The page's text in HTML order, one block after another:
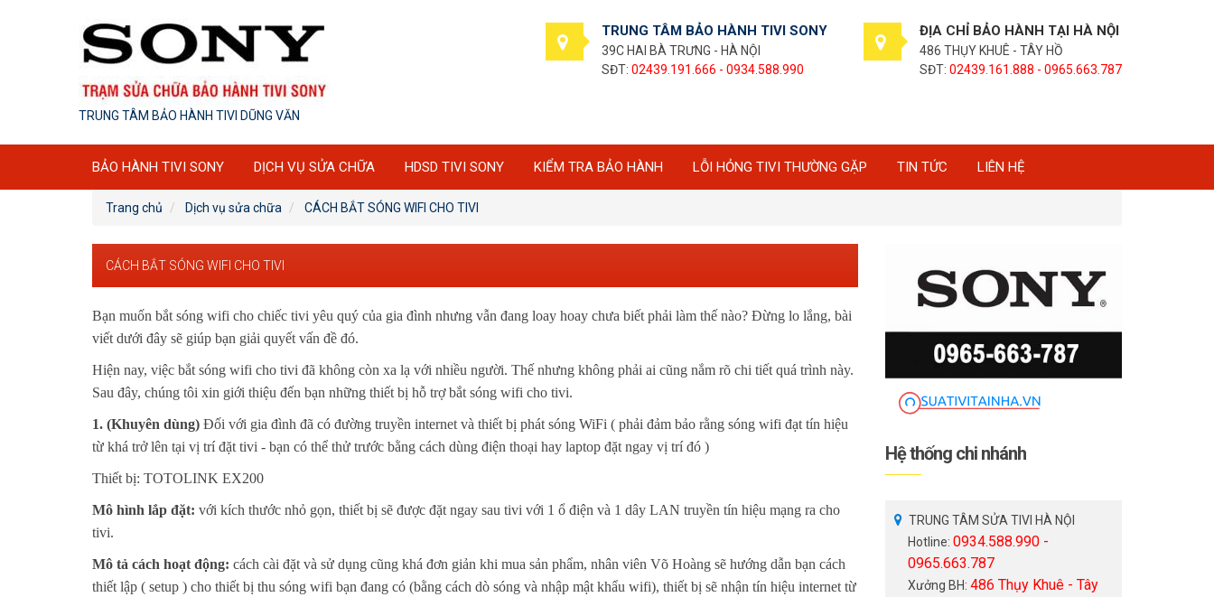
TRUNG TÂM BẢO HÀNH TIVI DŨNG VĂN
TRUNG TÂM BẢO HÀNH TIVI SONY
39C HAI BÀ TRƯNG - HÀ NỘI
SĐT: 02439.191.666 - 0934.588.990
ĐỊA CHỈ BẢO HÀNH TẠI HÀ NỘI
486 THỤY KHUÊ - TÂY HỒ
SĐT: 02439.161.888 - 0965.663.787
BẢO HÀNH TIVI SONY DỊCH VỤ SỬA CHỮA HDSD TIVI SONY KIỂM TRA BẢO HÀNH LỖI HỎNG TIVI THƯỜNG GẶP TIN TỨC LIÊN HỆ
Trang chủ Dịch vụ sửa chữa CÁCH BẮT SÓNG WIFI CHO TIVI
CÁCH BẮT SÓNG WIFI CHO TIVI
Bạn muốn bắt sóng wifi cho chiếc tivi yêu quý của gia đình nhưng vẫn đang loay hoay chưa biết phải làm thế nào? Đừng lo lắng, bài
viết dưới đây sẽ giúp bạn giải quyết vấn đề đó.
Hiện nay, việc bắt sóng wifi cho tivi đã không còn xa lạ với nhiều người. Thế nhưng không phải ai cũng nắm rõ chi tiết quá trình này.
Sau đây, chúng tôi xin giới thiệu đến bạn những thiết bị hỗ trợ bắt sóng wifi cho tivi.
1. (Khuyên dùng) Đối với gia đình đã có đường truyền internet và thiết bị phát sóng WiFi ( phải đảm bảo rằng sóng wifi đạt tín hiệu
từ khá trở lên tại vị trí đặt tivi - bạn có thể thử trước bằng cách dùng điện thoại hay laptop đặt ngay vị trí đó )
Thiết bị: TOTOLINK EX200
Mô hình lắp đặt: với kích thước nhỏ gọn, thiết bị sẽ được đặt ngay sau tivi với 1 ổ điện và 1 dây LAN truyền tín hiệu mạng ra cho
tivi.
Mô tả cách hoạt động: cách cài đặt và sử dụng cũng khá đơn giản khi mua sản phẩm, nhân viên Võ Hoàng sẽ hướng dẫn bạn cách
thiết lập ( setup ) cho thiết bị thu sóng wifi bạn đang có (bằng cách dò sóng và nhập mật khẩu wifi), thiết bị sẽ nhận tín hiệu internet từ
Hệ thống chi nhánh
TRUNG TÂM SỬA TIVI HÀ NỘI
Hotline: 0934.588.990 -
0965.663.787
Xưởng BH: 486 Thụy Khuê - Tây